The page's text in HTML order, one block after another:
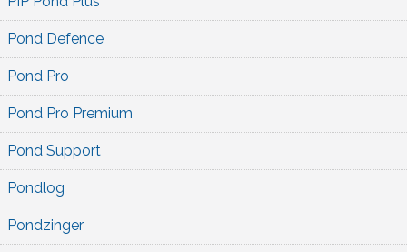
Pond Defence
Pond Pro
Pond Pro Premium
Pond Support
Pondlog
Pondzinger